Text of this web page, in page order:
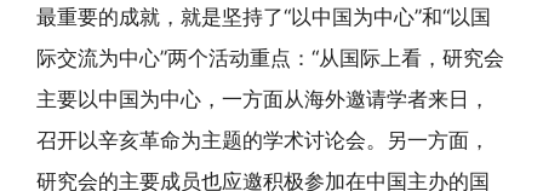
最重要的成就，就是坚持了“以中国为中心”和“以国
际交流为中心”两个活动重点：“从国际上看，研究会
主要以中国为中心，一方面从海外邀请学者来日，
召开以辛亥革命为主题的学术讨论会。另一方面，
研究会的主要成员也应邀积极参加在中国主办的国